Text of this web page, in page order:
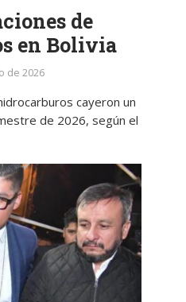
de
en Bolivia
de 2026
cayeron un
de 2026, según el